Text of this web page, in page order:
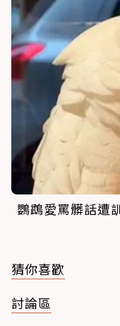
鸚鵡愛罵髒話遭
猜你喜歡
討論區